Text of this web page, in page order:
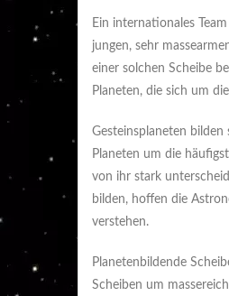
Ein internationales
jungen, sehr
einer solchen Scheibe
Planeten, die sich um
Gesteinsplaneten bilden
Planeten um die
von ihr stark
bilden, hoffen die
verstehen.
Planetenbildende
Scheiben um